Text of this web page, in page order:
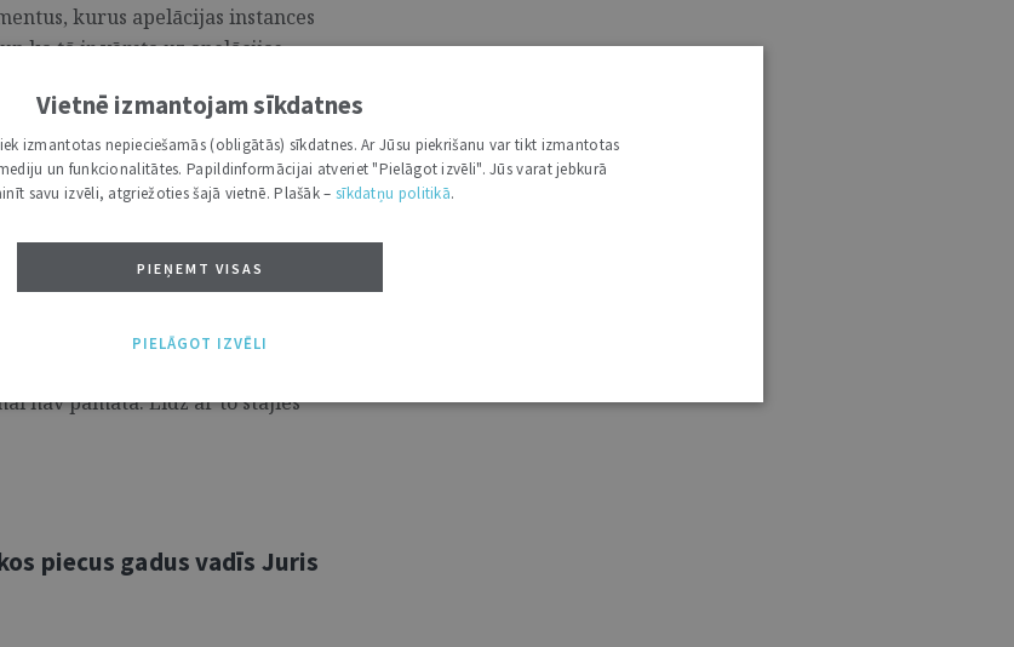
kurus apelācijas instances
ka tā ir vērsta uz apelācijas
nevis juridisku iemeslu dēļ. ...
spriedums
zādzības mēģinājumu un tīšu
ir izskatījis kasācijas sūdzības,
apsūdzēto aizstāvji, un
nav pamata. Līdz ar to stājies
piecus gadus vadīs Juris
Vietnē izmantojam sīkdatnes
izmantotas nepieciešamās (obligātās) sīkdatnes. Ar Jūsu piekrišanu var tikt izmantotas
un funkcionalitātes. Papildinformācijai atveriet "Pielāgot izvēli". Jūs varat jebkurā
savu izvēli, atgriežoties šajā vietnē. Plašāk – sīkdatņu politikā.
PIEŅEMT VISAS
PIELĀGOT IZVĒLI